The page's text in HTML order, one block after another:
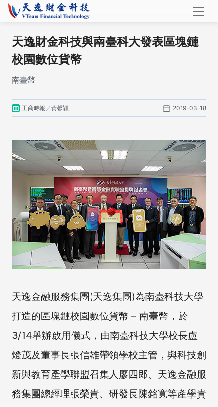
天逸財金科技與南臺科大發表區塊鏈
校園數位貨幣
南臺幣
工商時報／黃馨穎 2019-03-18
天逸金融服務集團(天逸集團)為南臺科技大學
打造的區塊鏈校園數位貨幣 – 南臺幣，於
3/14舉辦啟用儀式，由南臺科技大學校長盧
燈茂及董事長張信雄帶領學校主管，與科技創
新與教育產學聯盟召集人廖四郎、天逸金融服
務集團總經理張榮貴、研發長陳銘寬等產學貴